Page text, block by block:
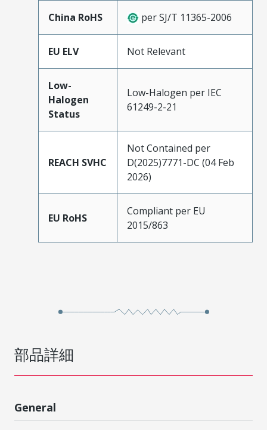
China RoHS per SJ/T 11365-2006
EU ELV Not Relevant
Low-
Halogen
Status
Low-Halogen per IEC
61249-2-21
REACH SVHC
Not Contained per
D(2025)7771-DC (04 Feb
2026)
EU RoHS
Compliant per EU
2015/863
部品詳細
General